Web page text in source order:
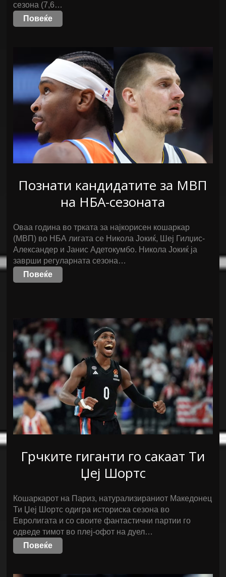
сезона (7,6…
Повеќе
Познати кандидатите за МВП
на НБА-сезоната
Оваа година во трката за најкорисен кошаркар
(МВП) во НБА лигата се Никола Јокиќ, Шеј Гилџис-
Александер и Јанис Адетокумбо. Никола Јокиќ ја
заврши регуларната сезона…
Повеќе
Грчките гиганти го сакаат Ти
Џеј Шортс
Кошаркарот на Париз, натурализираниот Македонец
Ти Џеј Шортс одигра историска сезона во
Евролигата и со своите фантастични партии го
одведе тимот во плеј-офот на дуел…
Повеќе